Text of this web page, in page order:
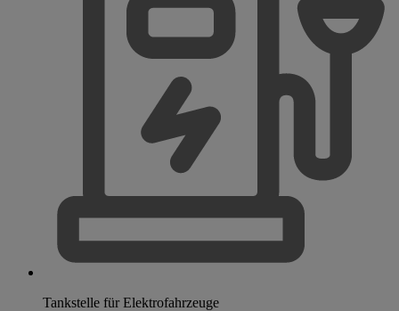
Tankstelle für Elektrofahrzeuge